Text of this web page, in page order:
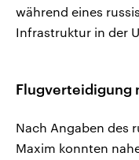
während eines
Infrastruktur in der
Flugverteidigung
Nach Angaben des
Maxim konnten